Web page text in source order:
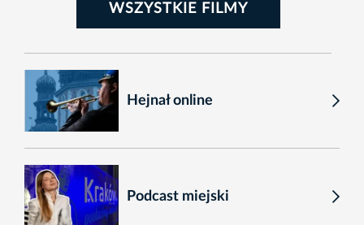
WSZYSTKIE FILMY
Hejnał online
Podcast miejski